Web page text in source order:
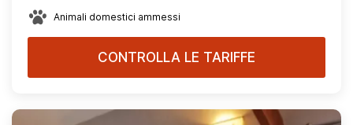
Animali domestici ammessi
CONTROLLA LE TARIFFE